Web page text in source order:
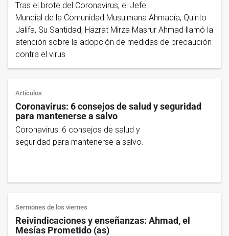
Tras el brote del Coronavirus, el Jefe
Mundial de la Comunidad Musulmana Ahmadía, Quinto
Jalifa, Su Santidad, Hazrat Mirza Masrur Ahmad llamó la
atención sobre la adopción de medidas de precaución
contra el virus
Artículos
Coronavirus: 6 consejos de salud y seguridad
para mantenerse a salvo
Coronavirus: 6 consejos de salud y
seguridad para mantenerse a salvo.
Sermones de los viernes
Reivindicaciones y enseñanzas: Ahmad, el
Mesías Prometido (as)